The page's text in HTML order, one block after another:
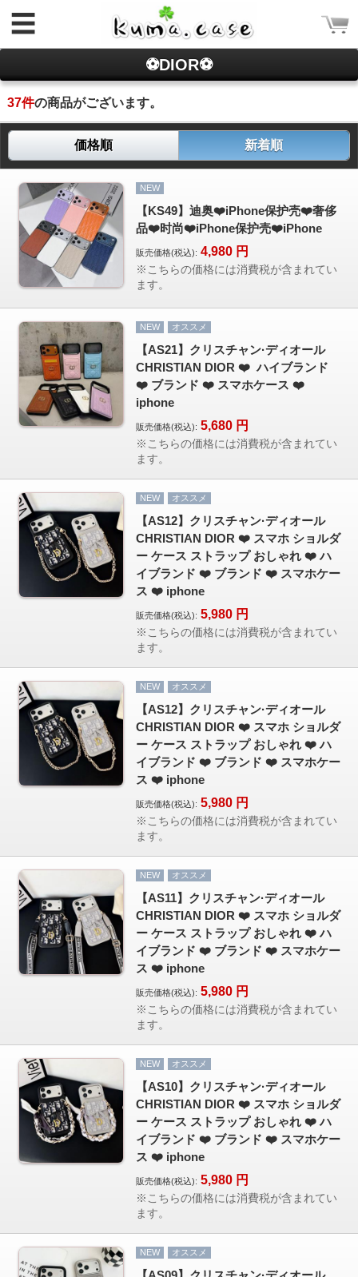
ログイン
新規会員登録
CATEGORY
ホーム
Rakuma iPhone ケース
iPhoneケース
カップル人気
AirPodsケース
ケースDIY
セール
FOLLOW US
Web: https://www.kumacase.jp
Instagram: kumacase_jp
E-mail: kumacasestore@gmail.com
☰
⚽DIOR⚽
37件の商品がございます。
価格順 新着順
NEW
【KS49】迪奥❤️iPhone保护壳❤️奢侈
品❤️时尚❤️iPhone保护壳❤️iPhone
販売価格(税込): 4,980 円
※こちらの価格には消費税が含まれてい
ます。
NEW オススメ
【AS21】クリスチャン·ディオール
CHRISTIAN DIOR ❤️ ️ ハイブランド
❤️ ブランド ❤️ スマホケース ❤️
iphone
販売価格(税込): 5,680 円
※こちらの価格には消費税が含まれてい
ます。
NEW オススメ
【AS12】クリスチャン·ディオール
CHRISTIAN DIOR ❤️ スマホ ショルダ
ー ケース ストラップ おしゃれ ❤️ ハ
イブランド ❤️ ブランド ❤️ スマホケー
ス ❤️ iphone
販売価格(税込): 5,980 円
※こちらの価格には消費税が含まれてい
ます。
NEW オススメ
【AS12】クリスチャン·ディオール
CHRISTIAN DIOR ❤️ スマホ ショルダ
ー ケース ストラップ おしゃれ ❤️ ハ
イブランド ❤️ ブランド ❤️ スマホケー
ス ❤️ iphone
販売価格(税込): 5,980 円
※こちらの価格には消費税が含まれてい
ます。
NEW オススメ
【AS11】クリスチャン·ディオール
CHRISTIAN DIOR ❤️ スマホ ショルダ
ー ケース ストラップ おしゃれ ❤️ ハ
イブランド ❤️ ブランド ❤️ スマホケー
ス ❤️ iphone
販売価格(税込): 5,980 円
※こちらの価格には消費税が含まれてい
ます。
NEW オススメ
【AS10】クリスチャン·ディオール
CHRISTIAN DIOR ❤️ スマホ ショルダ
ー ケース ストラップ おしゃれ ❤️ ハ
イブランド ❤️ ブランド ❤️ スマホケー
ス ❤️ iphone
販売価格(税込): 5,980 円
※こちらの価格には消費税が含まれてい
ます。
NEW オススメ